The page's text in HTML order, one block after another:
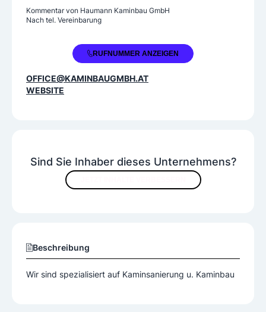
Sind Sie Inhaber dieses Unternehmens?
Beschreibung
Wir sind spezialisiert auf Kaminsanierung u. Kaminbau
Kommentar von Haumann Kaminbau GmbH
Nach tel. Vereinbarung
+43 3573 34433RUFNUMMER ANZEIGEN
OFFICE@KAMINBAUGMBH.AT
WEBSITE